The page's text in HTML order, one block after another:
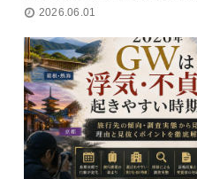
2026.06.01